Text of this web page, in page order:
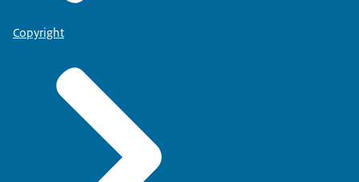
Copyright